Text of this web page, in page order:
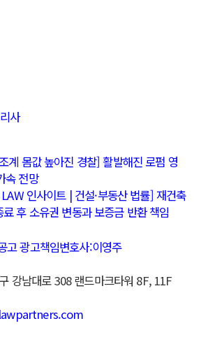
사
계 몸값 높아진 경찰] 활발해진 로펌 영
속 전망
인사이트 | 건설·부동산 법률] 재건축
후 소유권 변동과 보증금 반환 책임
고광고책임변호사:이영주
강남대로 308 랜드마크타워 8F, 11F